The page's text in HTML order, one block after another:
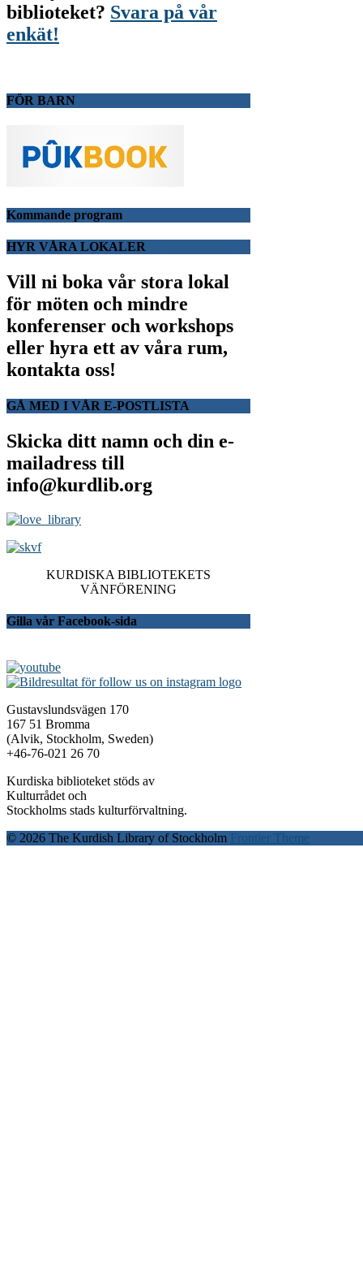
biblioteket? Svara på vår
enkät!
FÖR BARN
Kommande program
HYR VÅRA LOKALER
Vill ni boka vår stora lokal
för möten och mindre
konferenser och workshops
eller hyra ett av våra rum,
kontakta oss!
GÅ MED I VÅR E-POSTLISTA
Skicka ditt namn och din e-
mailadress till
info@kurdlib.org
KURDISKA BIBLIOTEKETS
VÄNFÖRENING
Gilla vår Facebook-sida
Gustavslundsvägen 170
167 51 Bromma
(Alvik, Stockholm, Sweden)
+46-76-021 26 70
Kurdiska biblioteket stöds av
Kulturrådet och
Stockholms stads kulturförvaltning.
© 2026 The Kurdish Library of Stockholm Frontier Theme